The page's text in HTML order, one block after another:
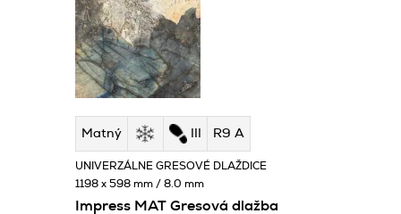
Matný R9 A
Impress MAT Gresová dlažba
UNIVERZÁLNE GRESOVÉ DLAŽDICE
1198 x 598 mm / 8.0 mm